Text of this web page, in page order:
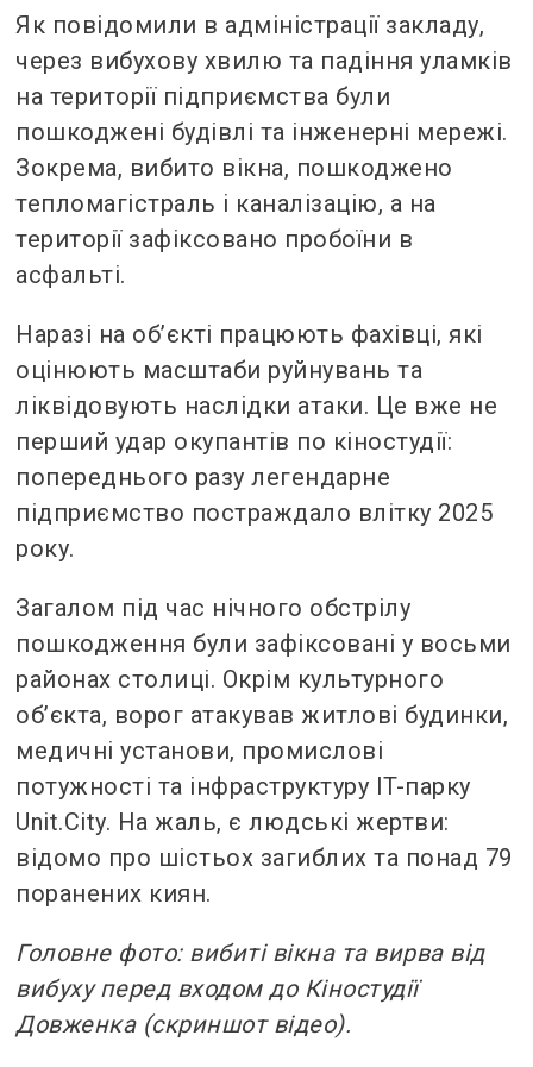
Як повідомили в адміністрації закладу,
через вибухову хвилю та падіння уламків
на території підприємства були
пошкоджені будівлі та інженерні мережі.
Зокрема, вибито вікна, пошкоджено
тепломагістраль і каналізацію, а на
території зафіксовано пробоїни в
асфальті.
Наразі на об’єкті працюють фахівці, які
оцінюють масштаби руйнувань та
ліквідовують наслідки атаки. Це вже не
перший удар окупантів по кіностудії:
попереднього разу легендарне
підприємство постраждало влітку 2025
року.
Загалом під час нічного обстрілу
пошкодження були зафіксовані у восьми
районах столиці. Окрім культурного
об’єкта, ворог атакував житлові будинки,
медичні установи, промислові
потужності та інфраструктуру IT-парку
Unit.City. На жаль, є людські жертви:
відомо про шістьох загиблих та понад 79
поранених киян.
Головне фото: вибиті вікна та вирва від
вибуху перед входом до Кіностудії
Довженка (скриншот відео).